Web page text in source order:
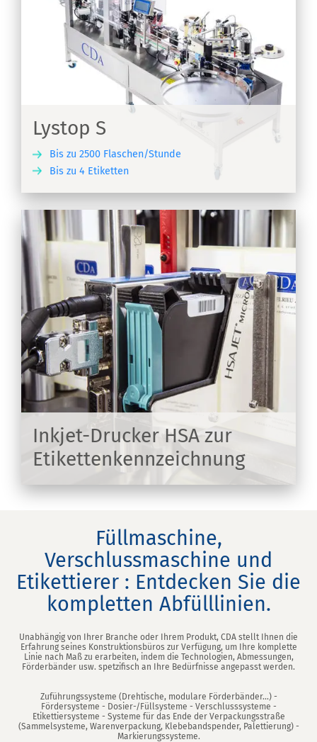
Lystop S
Bis zu 2500 Flaschen/Stunde
Bis zu 4 Etiketten
Inkjet-Drucker HSA zur
Etikettenkennzeichnung
Füllmaschine,
Verschlussmaschine und
Etikettierer : Entdecken Sie die
kompletten Abfülllinien.
Unabhängig von Ihrer Branche oder Ihrem Produkt, CDA stellt Ihnen die
Erfahrung seines Konstruktionsbüros zur Verfügung, um Ihre komplette
Linie nach Maß zu erarbeiten, indem die Technologien, Abmessungen,
Förderbänder usw. spetzifisch an Ihre Bedürfnisse angepasst werden.
Zuführungssysteme (Drehtische, modulare Förderbänder...) -
Fördersysteme - Dosier-/Füllsysteme - Verschlusssysteme -
Etikettiersysteme - Systeme für das Ende der Verpackungsstraße
(Sammelsysteme, Warenverpackung, Klebebandspender, Palettierung) -
Markierungssysteme.